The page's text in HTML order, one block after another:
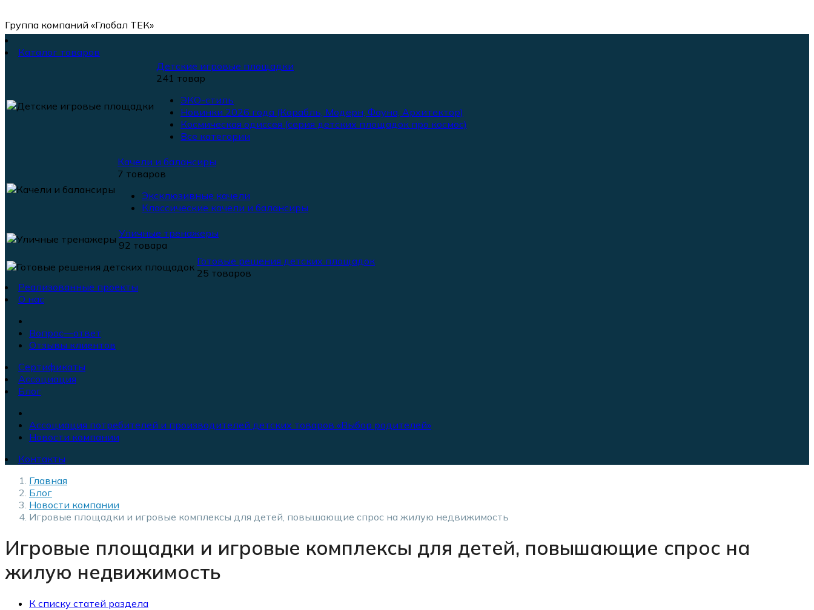
Группа компаний «Глобал ТЕК»
Каталог товаров
Детские игровые площадки
241 товар
ЭКО-стиль
Новинки 2026 года (Корабль, Модерн, Фауна, Архитектор)
Космическая одиссея (серия детских площадок про космос)
Все категории
Качели и балансиры
7 товаров
Эксклюзивные качели
Классические качели и балансиры
Уличные тренажеры
92 товара
Готовые решения детских площадок
25 товаров
Реализованные проекты
О нас
Вопрос—ответ
Отзывы клиентов
Сертификаты
Ассоциация
Блог
Ассоциация потребителей и производителей детских товаров «Выбор родителей»
Новости компании
Контакты
Главная
Блог
Новости компании
Игровые площадки и игровые комплексы для детей, повышающие спрос на жилую недвижимость
Игровые площадки и игровые комплексы для детей, повышающие спрос на
жилую недвижимость
К списку статей раздела